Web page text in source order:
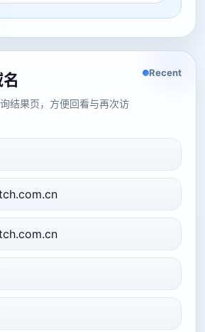
结果页，方便回看与再次访
Recent